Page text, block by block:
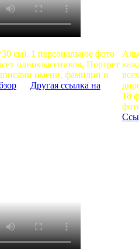
см). 1 персональное фото
одноклассников, Портрет
имени, фамилии и
Другая ссылка на
18